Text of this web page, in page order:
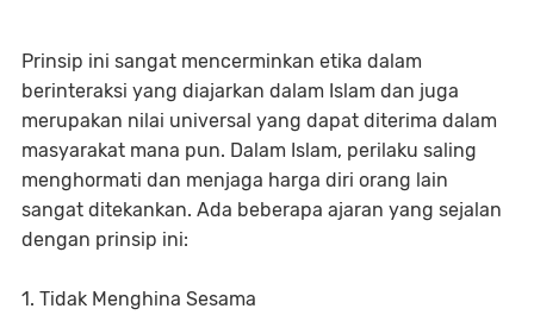
Prinsip ini sangat mencerminkan etika dalam
berinteraksi yang diajarkan dalam Islam dan juga
merupakan nilai universal yang dapat diterima dalam
masyarakat mana pun. Dalam Islam, perilaku saling
menghormati dan menjaga harga diri orang lain
sangat ditekankan. Ada beberapa ajaran yang sejalan
dengan prinsip ini:
1. Tidak Menghina Sesama